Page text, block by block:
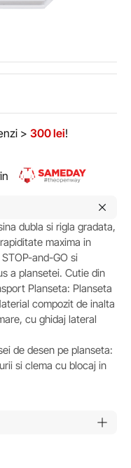
> 300 lei!
dubla si rigla gradata,
maxima in
and-GO si
a plansetei. Cutie din
Planseta: Planseta
compozit de inalta
cu ghidaj lateral
de desen pe planseta:
si clema cu blocaj in